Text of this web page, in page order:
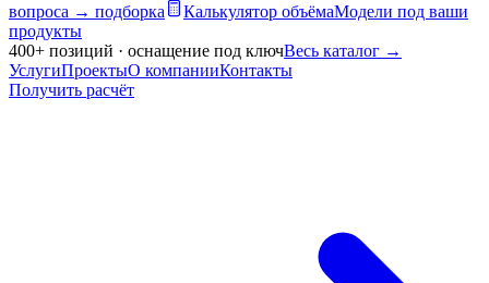
вопроса → подборка
Калькулятор объёмаМодели под ваши
продукты
400+ позиций · оснащение под ключВесь каталог →
УслугиПроектыО компанииКонтакты
Получить расчёт